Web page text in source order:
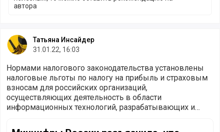
автора
Татьяна Инсайдер
31.01.22, 16:03
Нормами налогового законодательства установлены
налоговые льготы по налогу на прибыль и страховым
взносам для российских организаций,
осуществляющих деятельность в области
информационных технологий, разрабатывающих и
базы данных на материальном носителе или в форме